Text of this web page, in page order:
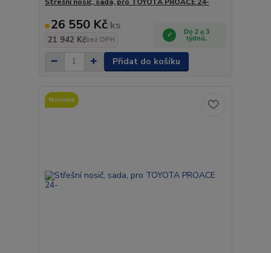
26 550 Kč/ks
21 942 Kčbez DPH
Do 2 a 3
týdnů.
Přidat do košíku
Novinka